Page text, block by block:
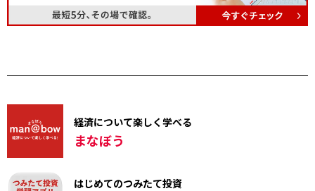
経済について楽しく学べる
まなぼう
はじめてのつみたて投資